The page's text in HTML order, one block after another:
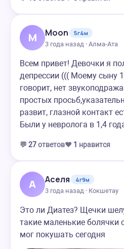
M Moon
5г4м
3 года назад · Алма-Ата
Всем привет! Девочки я
депрессии ((( Моему сыну
говорит, нет
простых
развит, глазной контакт
Были у невролога в 1,4
💬 27ответов❤️ 1 нравится
А Аселя
4г9м
3 года назад · Кокшетау
Это ли Диатез? Щечки
такие маленькие болячки
мог покушать сегодня